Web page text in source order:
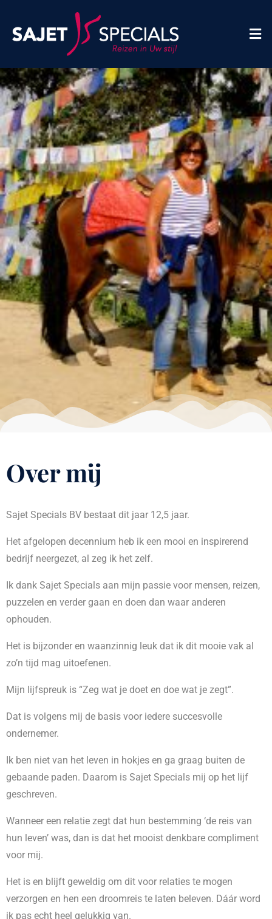
Over mij
Sajet Specials BV bestaat dit jaar 12,5 jaar.
Het afgelopen decennium heb ik een mooi en inspirerend
bedrijf neergezet, al zeg ik het zelf.
Ik dank Sajet Specials aan mijn passie voor mensen, reizen,
puzzelen en verder gaan en doen dan waar anderen
ophouden.
Het is bijzonder en waanzinnig leuk dat ik dit mooie vak al
zo’n tijd mag uitoefenen.
Mijn lijfspreuk is “Zeg wat je doet en doe wat je zegt”.
Dat is volgens mij de basis voor iedere succesvolle
ondernemer.
Ik ben niet van het leven in hokjes en ga graag buiten de
gebaande paden. Daarom is Sajet Specials mij op het lijf
geschreven.
Wanneer een relatie zegt dat hun bestemming ‘de reis van
hun leven’ was, dan is dat het mooist denkbare compliment
voor mij.
Het is en blijft geweldig om dit voor relaties te mogen
verzorgen en hen een droomreis te laten beleven. Dáár word
ik pas echt heel gelukkig van.